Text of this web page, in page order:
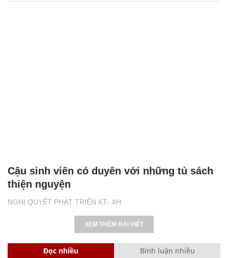
NGHỊ QUYẾT PHÁT TRIỂN KT- XH
Cậu sinh viên có duyên với những tủ sách
thiện nguyện
XEM THÊM BÀI VIẾT
Đọc nhiều Bình luận nhiều